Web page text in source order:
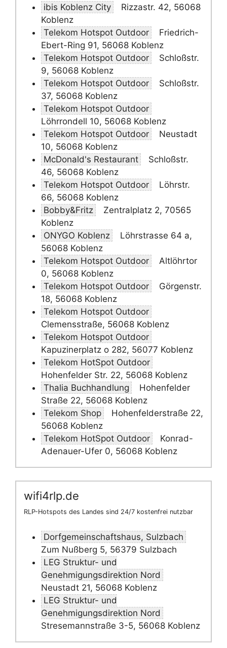
ibis Koblenz City
Rizzastr. 42, 56068
Koblenz
Telekom Hotspot Outdoor
Friedrich-
Ebert-Ring 91, 56068 Koblenz
Telekom Hotspot Outdoor
Schloßstr.
9, 56068 Koblenz
Telekom Hotspot Outdoor
Schloßstr.
37, 56068 Koblenz
Telekom Hotspot Outdoor
Löhrrondell 10, 56068 Koblenz
Telekom Hotspot Outdoor
Neustadt
10, 56068 Koblenz
McDonald's Restaurant
Schloßstr.
46, 56068 Koblenz
Telekom Hotspot Outdoor
Löhrstr.
66, 56068 Koblenz
Bobby&Fritz
Zentralplatz 2, 70565
Koblenz
ONYGO Koblenz
Löhrstrasse 64 a,
56068 Koblenz
Telekom Hotspot Outdoor
Altlöhrtor
0, 56068 Koblenz
Telekom Hotspot Outdoor
Görgenstr.
18, 56068 Koblenz
Telekom Hotspot Outdoor
Clemensstraße, 56068 Koblenz
Telekom Hotspot Outdoor
Kapuzinerplatz o 282, 56077 Koblenz
Telekom HotSpot Outdoor
Hohenfelder Str. 22, 56068 Koblenz
Thalia Buchhandlung
Hohenfelder
Straße 22, 56068 Koblenz
Telekom Shop
Hohenfelderstraße 22,
56068 Koblenz
Telekom HotSpot Outdoor
Konrad-
Adenauer-Ufer 0, 56068 Koblenz
wifi4rlp.de
RLP-Hotspots des Landes sind 24/7 kostenfrei nutzbar
Dorfgemeinschaftshaus, Sulzbach
Zum Nußberg 5, 56379 Sulzbach
LEG Struktur- und
Genehmigungsdirektion Nord
Neustadt 21, 56068 Koblenz
LEG Struktur- und
Genehmigungsdirektion Nord
Stresemannstraße 3-5, 56068 Koblenz